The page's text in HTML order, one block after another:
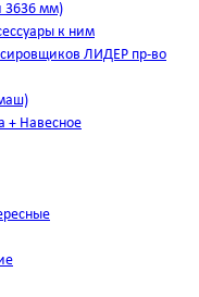
3636 мм)
к ним
ЛИДЕР пр-во
Навесное